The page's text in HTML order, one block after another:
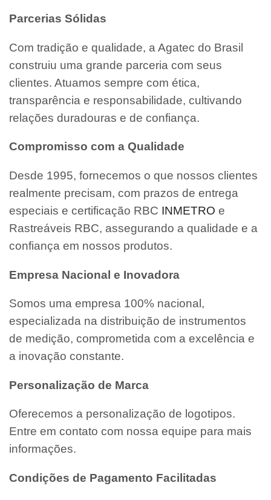
Parcerias Sólidas
Com tradição e qualidade, a Agatec do Brasil
construiu uma grande parceria com seus
clientes. Atuamos sempre com ética,
transparência e responsabilidade, cultivando
relações duradouras e de confiança.
Compromisso com a Qualidade
Desde 1995, fornecemos o que nossos clientes
realmente precisam, com prazos de entrega
especiais e certificação RBC INMETRO e
Rastreáveis RBC, assegurando a qualidade e a
confiança em nossos produtos.
Empresa Nacional e Inovadora
Somos uma empresa 100% nacional,
especializada na distribuição de instrumentos
de medição, comprometida com a excelência e
a inovação constante.
Personalização de Marca
Oferecemos a personalização de logotipos.
Entre em contato com nossa equipe para mais
informações.
Condições de Pagamento Facilitadas